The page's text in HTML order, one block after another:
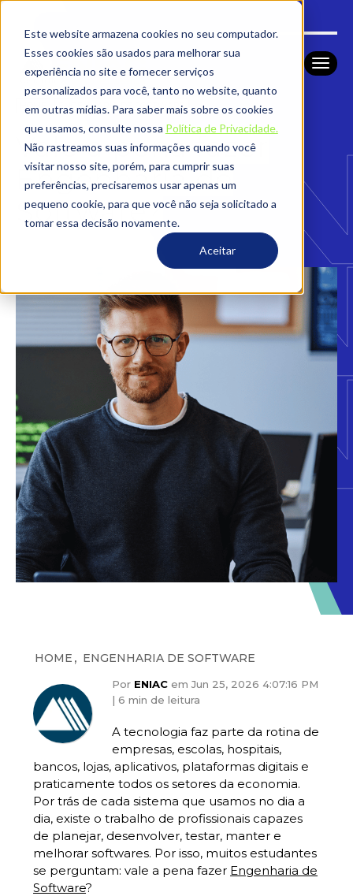
Este website armazena cookies no seu computador.
Esses cookies são usados ​​para melhorar sua
experiência no site e fornecer serviços
personalizados para você, tanto no website, quanto
em outras mídias. Para saber mais sobre os cookies
que usamos, consulte nossa Política de Privacidade.
Não rastreamos suas informações quando você
visitar nosso site, porém, para cumprir suas
preferências, precisaremos usar apenas um
pequeno cookie, para que você não seja solicitado a
tomar essa decisão novamente.
Aceitar
HOME ENGENHARIA DE SOFTWARE
Vale a pena fazer
Engenharia de
Software?
HOME , ENGENHARIA DE SOFTWARE
Por ENIAC em Jun 25, 2026 4:07:16 PM
|6 min de leitura
A tecnologia faz parte da rotina de
empresas, escolas, hospitais,
bancos, lojas, aplicativos, plataformas digitais e
praticamente todos os setores da economia.
Por trás de cada sistema que usamos no dia a
dia, existe o trabalho de profissionais capazes
de planejar, desenvolver, testar, manter e
melhorar softwares. Por isso, muitos estudantes
se perguntam: vale a pena fazer Engenharia de
Software?